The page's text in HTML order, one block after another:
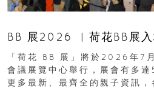
BB 展2026 ︳荷花BB展
「荷花 BB 展」將於2026年7
會議展覽中心舉行，展會有多
更多最新、最齊全的親子資訊